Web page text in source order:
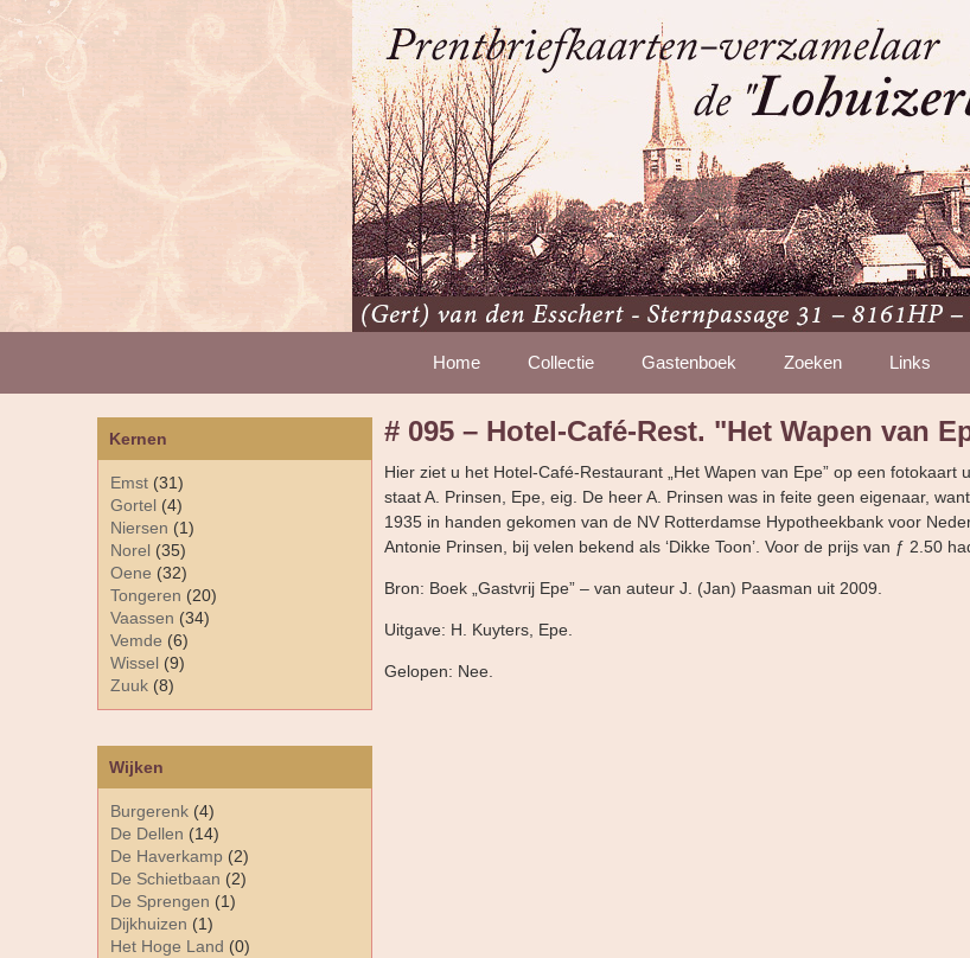
Home Collectie Gastenboek Zoeken Links
Kernen
Emst (31)
Gortel (4)
Niersen (1)
Norel (35)
Oene (32)
Tongeren (20)
Vaassen (34)
Vemde (6)
Wissel (9)
Zuuk (8)
Wijken
Burgerenk (4)
De Dellen (14)
De Haverkamp (2)
De Schietbaan (2)
De Sprengen (1)
Dijkhuizen (1)
Het Hoge Land (0)
# 095 – Hotel-Café-Rest. "Het Wapen van
Hier ziet u het Hotel-Café-Restaurant „Het Wapen van Epe” op een fotokaart
staat A. Prinsen, Epe, eig. De heer A. Prinsen was in feite geen eigenaar,
1935 in handen gekomen van de NV Rotterdamse Hypotheekbank voor
Antonie Prinsen, bij velen bekend als ‘Dikke Toon’. Voor de prijs van ƒ 2.50
Bron: Boek „Gastvrij Epe” – van auteur J. (Jan) Paasman uit 2009.
Uitgave: H. Kuyters, Epe.
Gelopen: Nee.